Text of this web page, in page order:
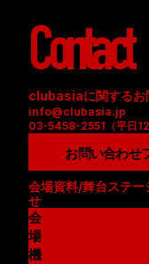
Contact
clubasiaに関するお
info@clubasia.jp
03-5458-2551（平日
お問い合わせ
会場資料/舞台ステー
せ
会
場
資
機